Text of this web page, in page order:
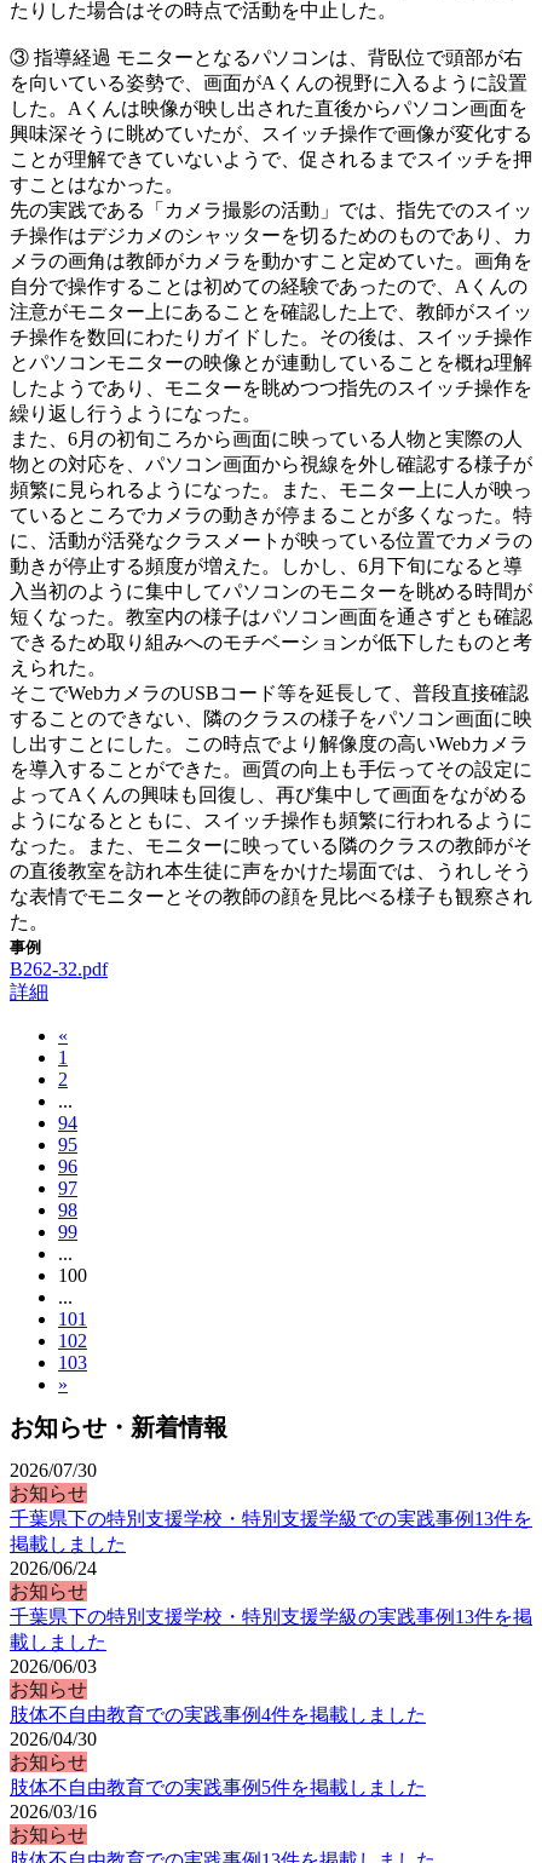
たりした場合はその時点で活動を中止した。
③ 指導経過 モニターとなるパソコンは、背臥位で頭部が右
を向いている姿勢で、画面がAくんの視野に入るように設置
した。Aくんは映像が映し出された直後からパソコン画面を
興味深そうに眺めていたが、スイッチ操作で画像が変化する
ことが理解できていないようで、促されるまでスイッチを押
すことはなかった。
先の実践である「カメラ撮影の活動」では、指先でのスイッ
チ操作はデジカメのシャッターを切るためのものであり、カ
メラの画角は教師がカメラを動かすこと定めていた。画角を
自分で操作することは初めての経験であったので、Aくんの
注意がモニター上にあることを確認した上で、教師がスイッ
チ操作を数回にわたりガイドした。その後は、スイッチ操作
とパソコンモニターの映像とが連動していることを概ね理解
したようであり、モニターを眺めつつ指先のスイッチ操作を
繰り返し行うようになった。
また、6月の初旬ころから画面に映っている人物と実際の人
物との対応を、パソコン画面から視線を外し確認する様子が
頻繁に見られるようになった。また、モニター上に人が映っ
ているところでカメラの動きが停まることが多くなった。特
に、活動が活発なクラスメートが映っている位置でカメラの
動きが停止する頻度が増えた。しかし、6月下旬になると導
入当初のように集中してパソコンのモニターを眺める時間が
短くなった。教室内の様子はパソコン画面を通さずとも確認
できるため取り組みへのモチベーションが低下したものと考
えられた。
そこでWebカメラのUSBコード等を延長して、普段直接確認
することのできない、隣のクラスの様子をパソコン画面に映
し出すことにした。この時点でより解像度の高いWebカメラ
を導入することができた。画質の向上も手伝ってその設定に
よってAくんの興味も回復し、再び集中して画面をながめる
ようになるとともに、スイッチ操作も頻繁に行われるように
なった。また、モニターに映っている隣のクラスの教師がそ
の直後教室を訪れ本生徒に声をかけた場面では、うれしそう
な表情でモニターとその教師の顔を見比べる様子も観察され
た。
事例
B262-32.pdf
詳細
«
1
2
...
94
95
96
97
98
99
...
100
...
101
102
103
»
お知らせ・新着情報
2026/07/30
お知らせ
千葉県下の特別支援学校・特別支援学級での実践事例13件を
掲載しました
2026/06/24
お知らせ
千葉県下の特別支援学校・特別支援学級の実践事例13件を掲
載しました
2026/06/03
お知らせ
肢体不自由教育での実践事例4件を掲載しました
2026/04/30
お知らせ
肢体不自由教育での実践事例5件を掲載しました
2026/03/16
お知らせ